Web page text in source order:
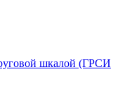
шкалой (ГРСИ